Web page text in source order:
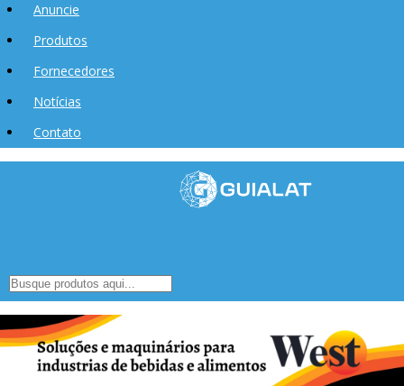
Anuncie
Produtos
Fornecedores
Notícias
Contato